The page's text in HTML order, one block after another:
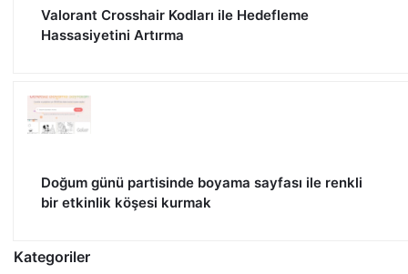
Valorant Crosshair Kodları ile Hedefleme
Hassasiyetini Artırma
Doğum günü partisinde boyama sayfası ile renkli
bir etkinlik köşesi kurmak
Kategoriler